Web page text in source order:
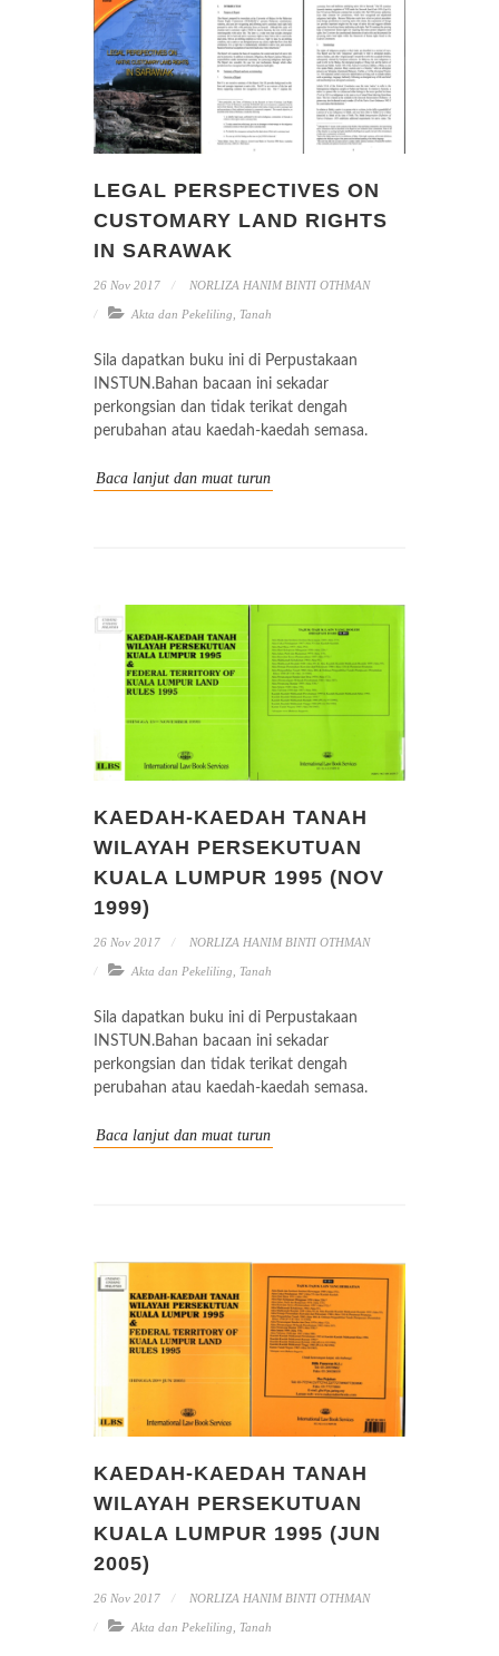
LEGAL PERSPECTIVES ON
CUSTOMARY LAND RIGHTS
IN SARAWAK
26 Nov 2017 NORLIZA HANIM BINTI OTHMAN
Akta dan Pekeliling Tanah
Sila dapatkan buku ini di Perpustakaan
INSTUN.Bahan bacaan ini sekadar
perkongsian dan tidak terikat dengah
perubahan atau kaedah-kaedah semasa.
Baca lanjut dan muat turun
KAEDAH-KAEDAH TANAH
WILAYAH PERSEKUTUAN
KUALA LUMPUR 1995 (NOV
1999)
26 Nov 2017 NORLIZA HANIM BINTI OTHMAN
Akta dan Pekeliling Tanah
Sila dapatkan buku ini di Perpustakaan
INSTUN.Bahan bacaan ini sekadar
perkongsian dan tidak terikat dengah
perubahan atau kaedah-kaedah semasa.
Baca lanjut dan muat turun
KAEDAH-KAEDAH TANAH
WILAYAH PERSEKUTUAN
KUALA LUMPUR 1995 (JUN
2005)
26 Nov 2017 NORLIZA HANIM BINTI OTHMAN
Akta dan Pekeliling Tanah